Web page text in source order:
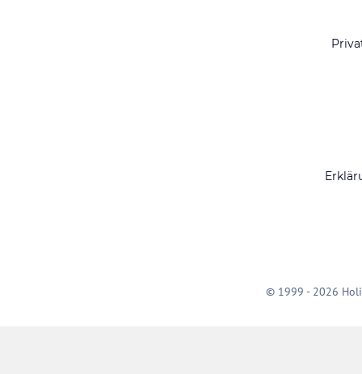
© 1999 - 2026